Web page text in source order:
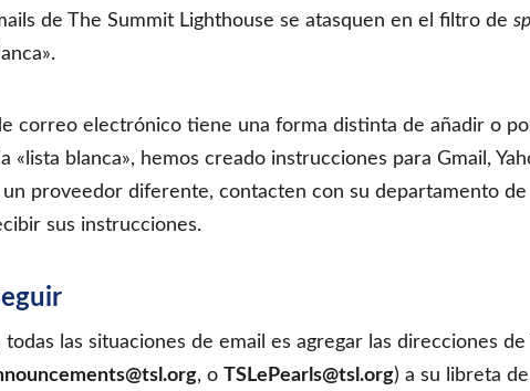
de The Summit Lighthouse se atasquen en el filtro de
correo electrónico tiene una forma distinta de añadir o
«lista blanca», hemos creado instrucciones para Gmail,
proveedor diferente, contacten con su departamento de
sus instrucciones.
todas las situaciones de email es agregar las direcciones de
, o TSLePearls@tsl.org) a su libreta de